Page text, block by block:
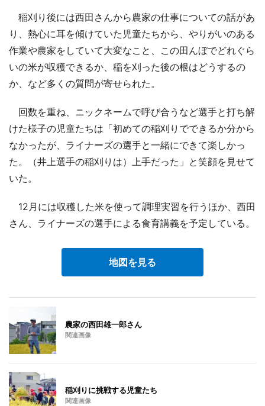
稲刈り後には西田さんから農家の仕事についての話があ
り、熱心に耳を傾けていた児童たちから、やりがいのある
作業や農家をしていて大変なこと、この田んぼでどれぐら
いの米が収穫できるか、稲を刈った後の根はどうするの
か、など多くの質問が寄せられた。
回数を重ね、ニックネームで呼び合うなど選手と打ち解
けた様子の児童たちは「初めての稲刈りでできるか分から
なかったが、ライナーズの選手と一緒にできて楽しかっ
た。（井上選手の稲刈りは）上手だった」と笑顔を見せて
いた。
12月には収穫した米を使って調理実習を行うほか、西田
さん、ライナーズの選手による食育講義を予定している。
地図を見る
農家の西田雄一郎さん
関連画像
稲刈りに挑戦する児童たち
関連画像